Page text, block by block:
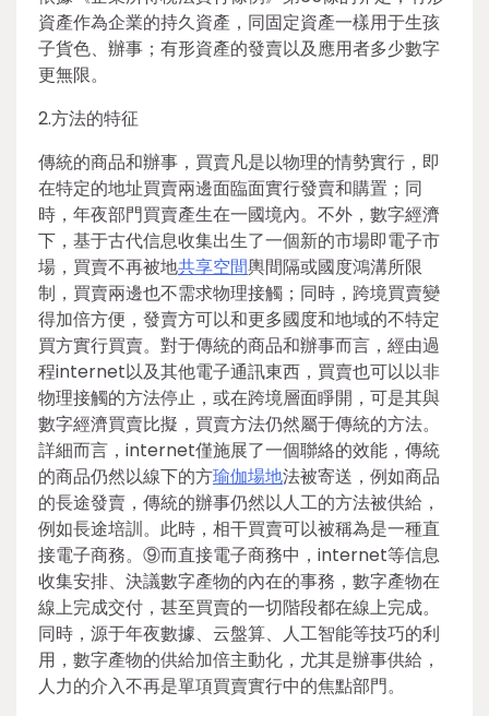
資產作為企業的持久資產，同固定資產一樣用于生孩
子貨色、辦事；有形資產的發賣以及應用者多少數字
更無限。
2.方法的特征
傳統的商品和辦事，買賣凡是以物理的情勢實行，即
在特定的地址買賣兩邊面臨面實行發賣和購置；同
時，年夜部門買賣產生在一國境內。不外，數字經濟
下，基于古代信息收集出生了一個新的市場即電子市
場，買賣不再被地共享空間輿間隔或國度鴻溝所限
制，買賣兩邊也不需求物理接觸；同時，跨境買賣變
得加倍方便，發賣方可以和更多國度和地域的不特定
買方實行買賣。對于傳統的商品和辦事而言，經由過
程internet以及其他電子通訊東西，買賣也可以以非
物理接觸的方法停止，或在跨境層面睜開，可是其與
數字經濟買賣比擬，買賣方法仍然屬于傳統的方法。
詳細而言，internet僅施展了一個聯絡的效能，傳統
的商品仍然以線下的方瑜伽場地法被寄送，例如商品
的長途發賣，傳統的辦事仍然以人工的方法被供給，
例如長途培訓。此時，相干買賣可以被稱為是一種直
接電子商務。⑨而直接電子商務中，internet等信息
收集安排、決議數字產物的內在的事務，數字產物在
線上完成交付，甚至買賣的一切階段都在線上完成。
同時，源于年夜數據、云盤算、人工智能等技巧的利
用，數字產物的供給加倍主動化，尤其是辦事供給，
人力的介入不再是單項買賣實行中的焦點部門。